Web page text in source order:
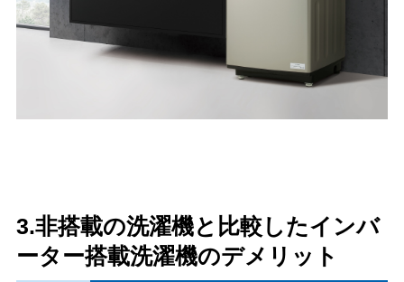
3.非搭載の洗濯機と比較したインバ
ーター搭載洗濯機のデメリット